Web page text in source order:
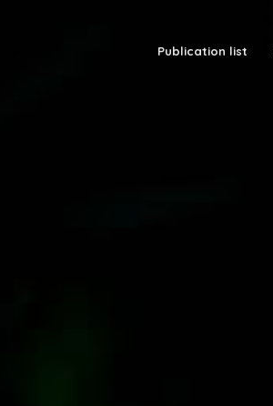
Publication list